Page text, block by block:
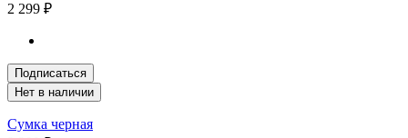
2 299 ₽
Подписаться
Нет в наличии
Сумка черная